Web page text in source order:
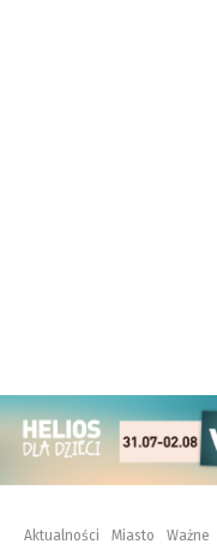
Aktualności Miasto Ważne